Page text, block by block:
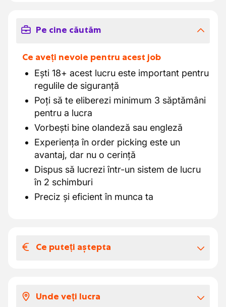
Pe cine căutăm
Ce aveți nevoie pentru acest job
Ești 18+ acest lucru este important pentru
regulile de siguranță
Poți să te eliberezi minimum 3 săptămâni
pentru a lucra
Vorbești bine olandeză sau engleză
Experiența în order picking este un
avantaj, dar nu o cerință
Dispus să lucrezi într-un sistem de lucru
în 2 schimburi
Preciz și eficient în munca ta
Ce puteți aștepta
O atmosferă familială
Unde veți lucra